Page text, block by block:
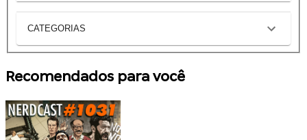
CATEGORIAS
Recomendados para você